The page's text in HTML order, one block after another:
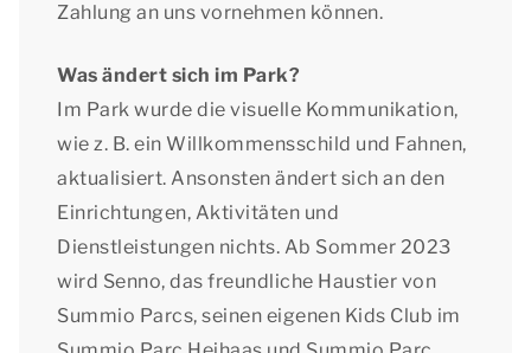
Zahlung an uns vornehmen können.
Was ändert sich im Park?
Im Park wurde die visuelle Kommunikation,
wie z. B. ein Willkommensschild und Fahnen,
aktualisiert. Ansonsten ändert sich an den
Einrichtungen, Aktivitäten und
Dienstleistungen nichts. Ab Sommer 2023
wird Senno, das freundliche Haustier von
Summio Parcs, seinen eigenen Kids Club im